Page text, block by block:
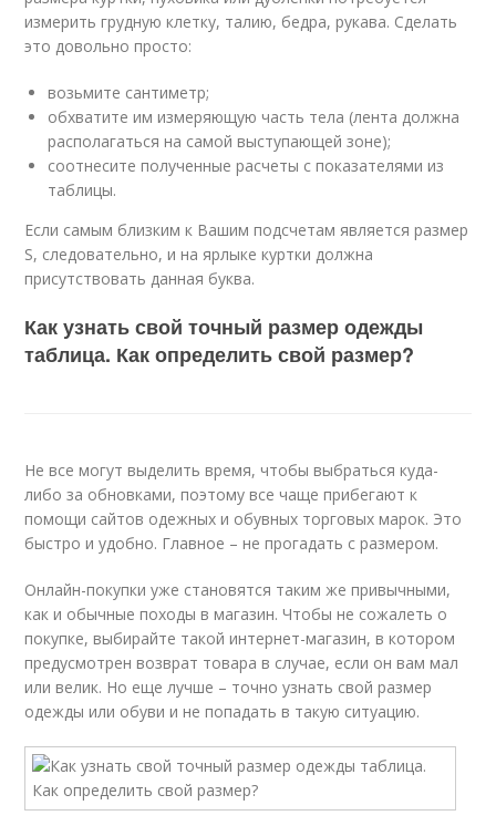
измерить грудную клетку, талию, бедра, рукава. Сделать
это довольно просто:
возьмите сантиметр;
обхватите им измеряющую часть тела (лента должна
располагаться на самой выступающей зоне);
соотнесите полученные расчеты с показателями из
таблицы.
Если самым близким к Вашим подсчетам является размер
S, следовательно, и на ярлыке куртки должна
присутствовать данная буква.
Как узнать свой точный размер одежды
таблица. Как определить свой размер?
Не все могут выделить время, чтобы выбраться куда-
либо за обновками, поэтому все чаще прибегают к
помощи сайтов одежных и обувных торговых марок. Это
быстро и удобно. Главное – не прогадать с размером.
Онлайн-покупки уже становятся таким же привычными,
как и обычные походы в магазин. Чтобы не сожалеть о
покупке, выбирайте такой интернет-магазин, в котором
предусмотрен возврат товара в случае, если он вам мал
или велик. Но еще лучше – точно узнать свой размер
одежды или обуви и не попадать в такую ситуацию.